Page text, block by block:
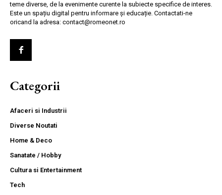
teme diverse, de la evenimente curente la subiecte specifice de interes.
Este un spațiu digital pentru informare și educație. Contactati-ne
oricand la adresa: contact@romeonet.ro
Categorii
Afaceri si Industrii
Diverse Noutati
Home & Deco
Sanatate / Hobby
Cultura si Entertainment
Tech